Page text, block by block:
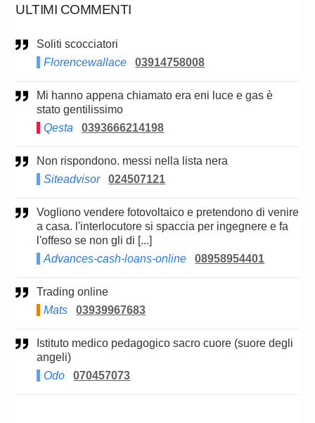
ULTIMI COMMENTI
Soliti scocciatori
Florencewallace
03914758008
Mi hanno appena chiamato era eni luce e gas è
stato gentilissimo
Qesta
0393666214198
Non rispondono. messi nella lista nera
Siteadvisor
024507121
Vogliono vendere fotovoltaico e pretendono di venire
a casa. l'interlocutore si spaccia per ingegnere e fa
l'offeso se non gli di [...]
Advances-cash-loans-online
08958954401
Trading online
Mats
03939967683
Istituto medico pedagogico sacro cuore (suore degli
angeli)
Odo
070457073